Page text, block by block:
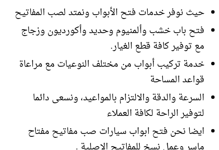
حيث نوفر خدمات فتح الأبواب ونمتد لصب المفاتيح
فتح باب خشب وألمنيوم وحديد وأكورديون وزجاج
مع توفير كافة قطع الغيار.
خدمة تركيب أبواب من مختلف النوعيات مع مراعاة
قواعد المساحة
السرعة والدقة والالتزام بالمواعيد، ونسعى دائما
لتوفير الراحة لكافة العملاء
ايضا نحن فتح ابواب سيارات صب مفاتيح مفتاح